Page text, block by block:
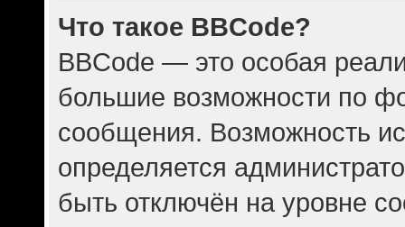
Что такое BBCode?
BBCode — это особая
большие возможности по
сообщения. Возможность
определяется
быть отключён на уровне